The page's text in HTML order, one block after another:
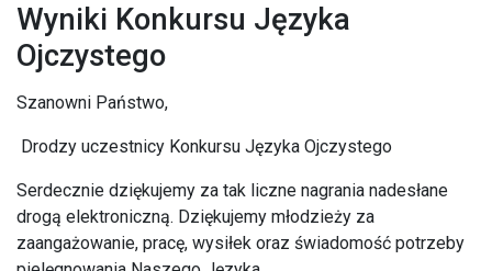
Wyniki Konkursu Języka
Ojczystego
Szanowni Państwo,
Drodzy uczestnicy Konkursu Języka Ojczystego
Serdecznie dziękujemy za tak liczne nagrania nadesłane
drogą elektroniczną. Dziękujemy młodzieży za
zaangażowanie, pracę, wysiłek oraz świadomość potrzeby